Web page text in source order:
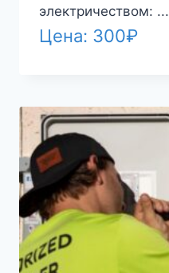
электричеством: ...
Цена: 300₽